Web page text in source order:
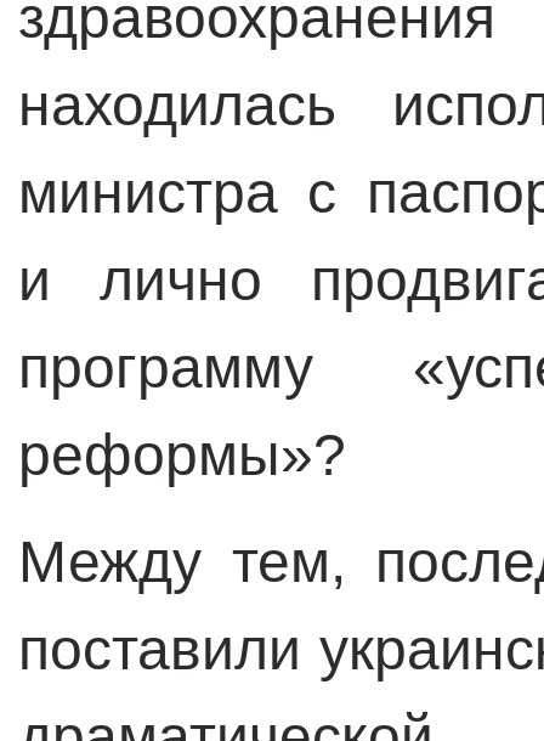
находилась
министра с
и лично
программу
реформы»?
Между тем,
поставили